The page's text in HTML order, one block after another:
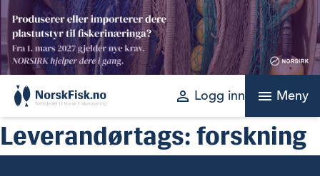
Skip
content
perm_identity Logg inn menu Meny
Leverandørtags: forskning